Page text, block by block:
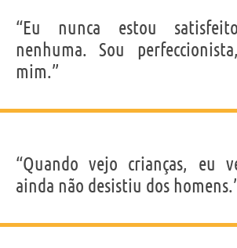
“Eu nunca estou
nenhuma. Sou
mim.”
“Quando vejo crianças, eu
ainda não desistiu dos